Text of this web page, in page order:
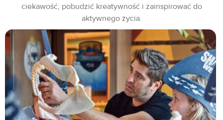
ciekawość, pobudzić kreatywność i zainspirować do
aktywnego życia.